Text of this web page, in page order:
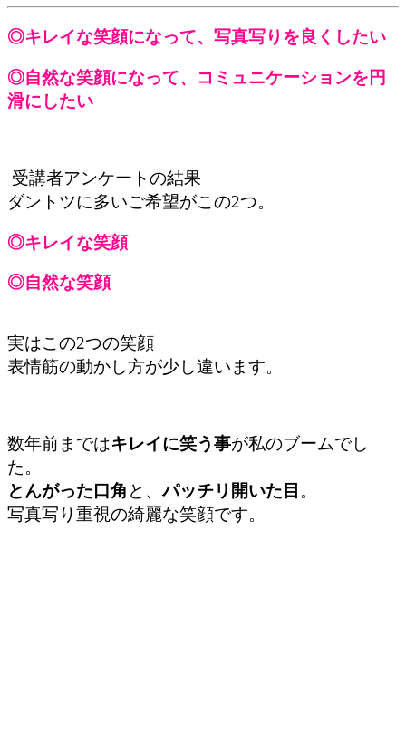
◎キレイな笑顔になって、写真写りを良くしたい
◎自然な笑顔になって、コミュニケーションを円
滑にしたい
受講者アンケートの結果
ダントツに多いご希望がこの2つ。
◎キレイな笑顔
◎自然な笑顔
実はこの2つの笑顔
表情筋の動かし方が少し違います。
数年前まではキレイに笑う事が私のブームでし
た。
とんがった口角 と、パッチリ開いた目 。
写真写り重視の綺麗な笑顔です。